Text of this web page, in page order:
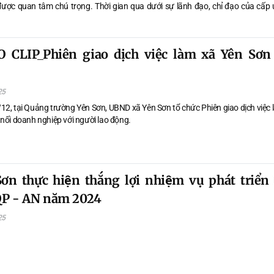
quan tâm chú trọng. Thời gian qua dưới sự lãnh đạo, chỉ đạo của cấp
chi bộ, Trưởng thôn, thầy mo, thầy cúng, già làng, trưởng dòng họ và lực
nhiều lĩnh vực trên địa bàn.
CLIP_Phiên giao dịch việc làm xã Yên
tại Quảng trường Yên Sơn, UBND xã Yên Sơn tổ chức Phiên giao dịch việc
doanh nghiệp với người lao động.
thực hiện thắng lợi nhiệm vụ phát
- AN năm 2024